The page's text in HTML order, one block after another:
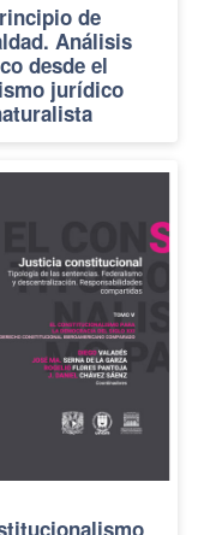
de
Análisis
desde el
jurídico